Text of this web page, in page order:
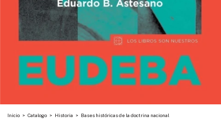
Inicio > Catalogo > Historia > Bases históricas de la doctrina nacional